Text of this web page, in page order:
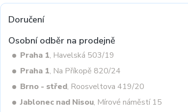
Doručení
Osobní odběr na prodejně
Praha 1, Havelská 503/19
Praha 1, Na Příkopě 820/24
Brno - střed, Roosveltova 419/20
Jablonec nad Nisou, Mírové náměstí 15